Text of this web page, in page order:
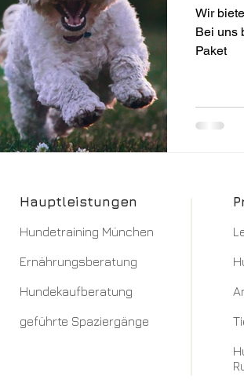
Wir
Bei uns
Paket
Hauptleistungen
Hundetraining München​
Ernährungsberatung
Hundekaufberatung
geführte Spaziergänge